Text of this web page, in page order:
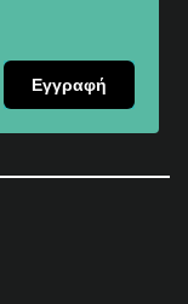
Εγγραφή